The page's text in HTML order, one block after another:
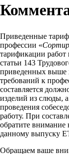
Приведенные
профессии «
тарификации работ
статьи 143
приведенных выше
требований к
составляется
изделий из слюды,
проведения
работу. При
обратите
данному выпуску
Обращаем ваше